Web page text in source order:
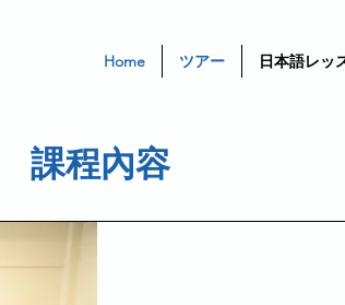
Home ツアー 日本語レッ
課程內容